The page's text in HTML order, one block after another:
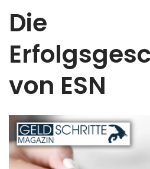
Die
von ESN